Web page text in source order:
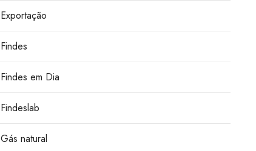
Exportação
Findes
Findes em Dia
Findeslab
Gás natural